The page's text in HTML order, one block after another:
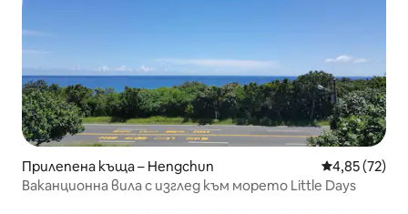
Прилепена къща – Hengchun Средна
4,85 (72)
Ваканционна вила с изглед към морето Little Days